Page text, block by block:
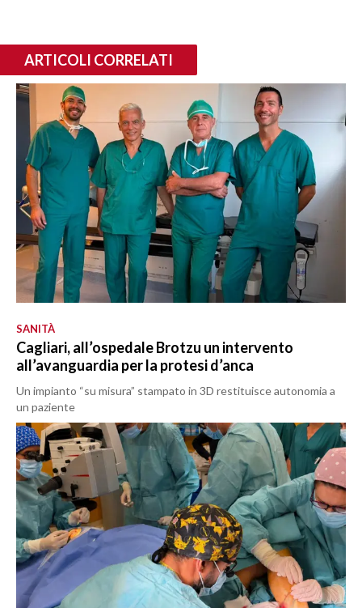
ARTICOLI CORRELATI
SANITÀ
Cagliari, all’ospedale Brotzu un intervento
all’avanguardia per la protesi d’anca
Un impianto “su misura” stampato in 3D restituisce autonomia a
un paziente